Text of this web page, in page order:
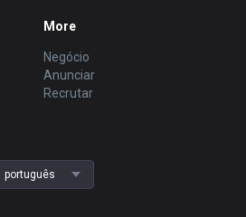
More
Negócio
Anunciar
Recrutar
português